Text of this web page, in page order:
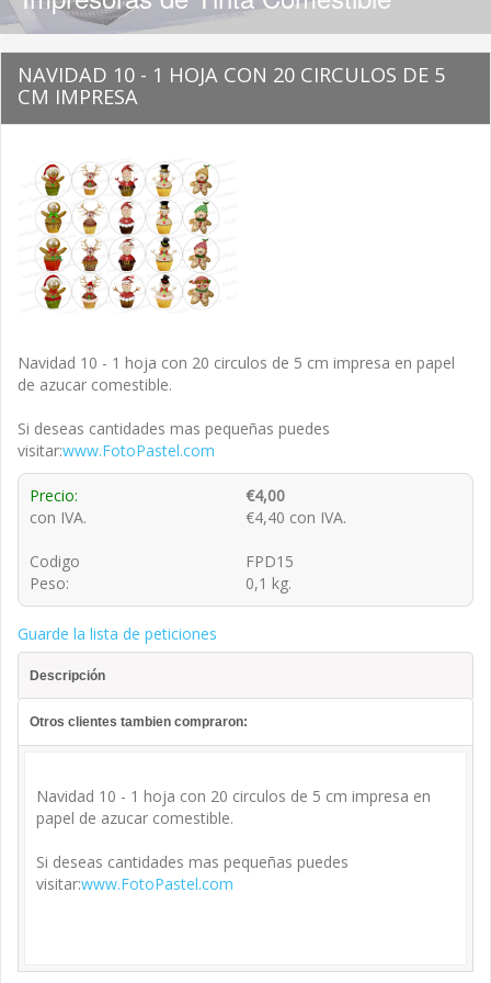
NAVIDAD 10 - 1 HOJA CON 20 CIRCULOS DE 5
CM IMPRESA
Navidad 10 - 1 hoja con 20 circulos de 5 cm impresa en papel
de azucar comestible.
Si deseas cantidades mas pequeñas puedes
visitar:www.FotoPastel.com
Precio:
€4,00
con IVA.
€4,40 con IVA.
Codigo
FPD15
Peso:
0,1 kg.
Guarde la lista de peticiones
Descripción
Otros clientes tambien compraron:
Navidad 10 - 1 hoja con 20 circulos de 5 cm impresa en
papel de azucar comestible.
Si deseas cantidades mas pequeñas puedes
visitar:www.FotoPastel.com